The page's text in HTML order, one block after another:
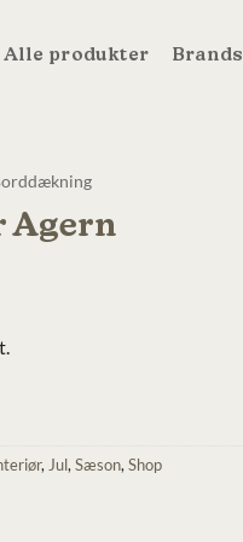
Alle produkter Brands
Agern
,Jul,Sæson,Shop